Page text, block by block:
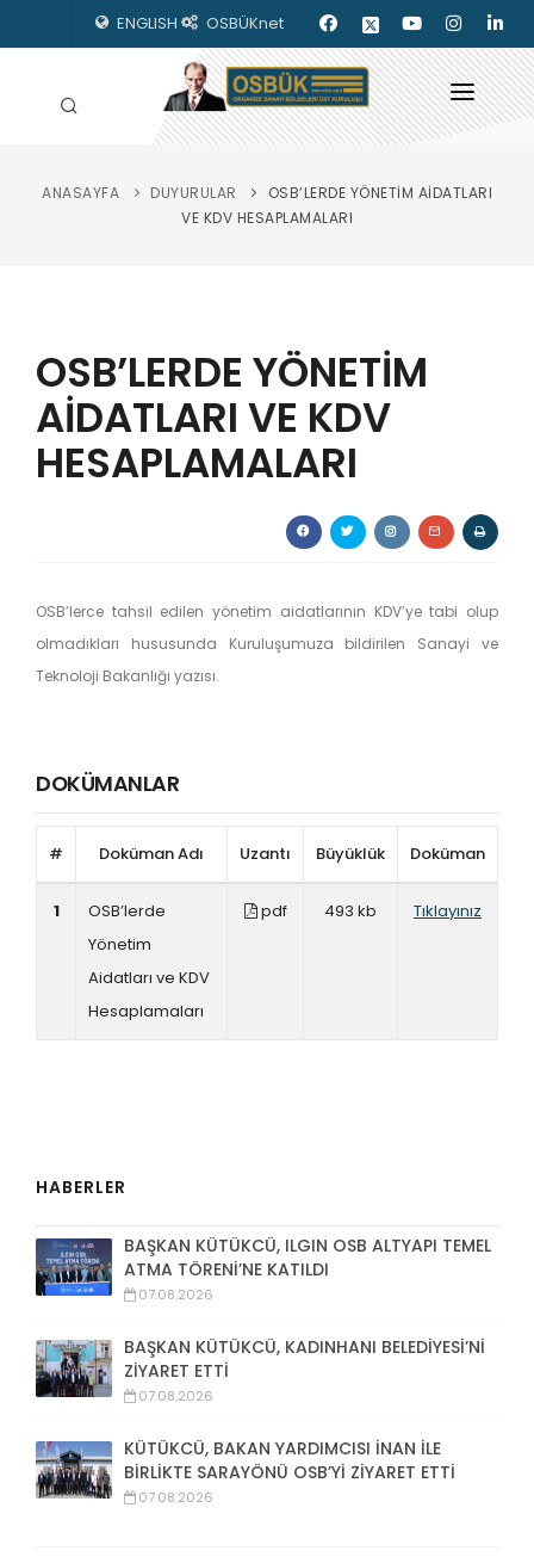
ENGLISH OSBÜKnet
HAKKIMIZDA
KILAVUZLAR
YAYINLARIMIZ
ENERJİ İZLEME
ANASAYFA DUYURULAR
OSB’LERDE YÖNETİM AİDATLARI
VE KDV HESAPLAMALARI
OSB’LERDE YÖNETİM
AİDATLARI VE KDV
HESAPLAMALARI
OSB’lerce tahsil edilen yönetim aidatlarının KDV’ye tabi olup
olmadıkları hususunda Kuruluşumuza bildirilen Sanayi ve
Teknoloji Bakanlığı yazısı.
DOKÜMANLAR
# Doküman Adı Uzantı Büyüklük Doküman
1
OSB’lerde
Yönetim
Aidatları ve KDV
Hesaplamaları
pdf 493 kb Tıklayınız
HABERLER
BAŞKAN KÜTÜKCÜ, ILGIN OSB ALTYAPI TEMEL
ATMA TÖRENİ’NE KATILDI
07.08.2026
BAŞKAN KÜTÜKCÜ, KADINHANI BELEDİYESİ’Nİ
ZİYARET ETTİ
07.08.2026
KÜTÜKCÜ, BAKAN YARDIMCISI İNAN İLE
BİRLİKTE SARAYÖNÜ OSB’Yİ ZİYARET ETTİ
07.08.2026